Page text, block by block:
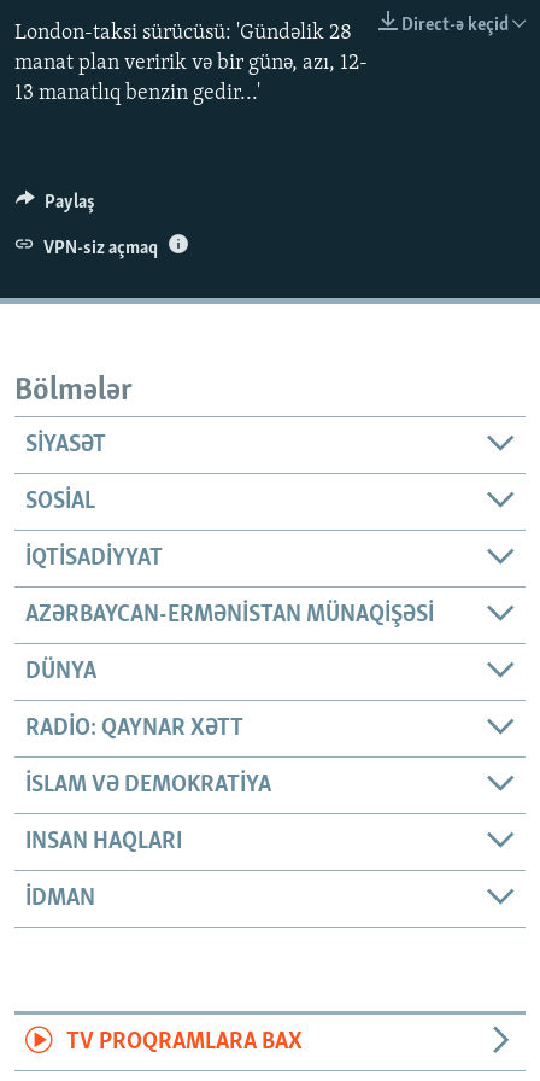
İNFOQRAFIKA
KARIKATURA
AZƏRBAYCAN ƏDƏBIYYATI KITABXANASI
İSLAM VƏ DEMOKRATIYA
İZ - MƏDƏNIYYƏT PROQRAMI
MISSIYAMIZ
PEŞƏ ETIKASI VƏ JURNALISTIKA STANDARTLARIMIZ
MATERIALLARIMIZDAN ISTIFADƏ
BIZIMLƏ ƏLAQƏ
XƏBƏR BÜLLETENLƏRIMIZ
BIZI IZLƏ
Direct-ə keçid
London-taksi sürücüsü: 'Gündəlik 28
manat plan veririk və bir günə, azı, 12-
13 manatlıq benzin gedir...'
Paylaş
VPN-siz açmaq
Bölmələr
SIYASƏT
SOSIAL
İQTISADIYYAT
AZƏRBAYCAN-ERMƏNISTAN MÜNAQIŞƏSI
DÜNYA
RADIO: QAYNAR XƏTT
İSLAM VƏ DEMOKRATIYA
INSAN HAQLARI
İDMAN
TV PROQRAMLARA BAX